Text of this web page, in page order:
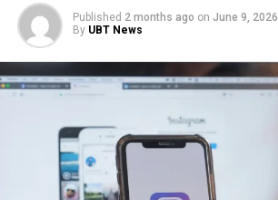
Published 2 months ago on June 9, 2026
By UBT News